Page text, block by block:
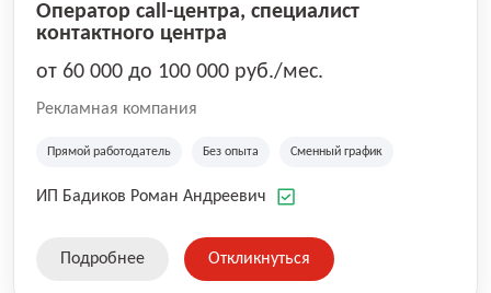
Оператор call-центра, специалист
контактного центра
от 60 000 до 100 000 руб./мес.
Рекламная компания
Прямой работодатель Без опыта Сменный график
ИП Бадиков Роман Андреевич
Подробнее Откликнуться